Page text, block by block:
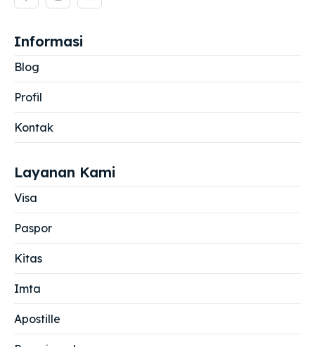
Informasi
Blog
Profil
Kontak
Layanan Kami
Visa
Paspor
Kitas
Imta
Apostille